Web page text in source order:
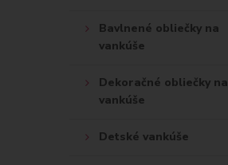
Bavlnené obliečky na
vankúše
Dekoračné obliečky na
vankúše
Detské vankúše